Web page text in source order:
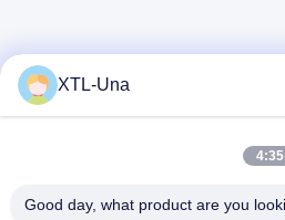
XTL-Una
4:35
Good day, what product are you